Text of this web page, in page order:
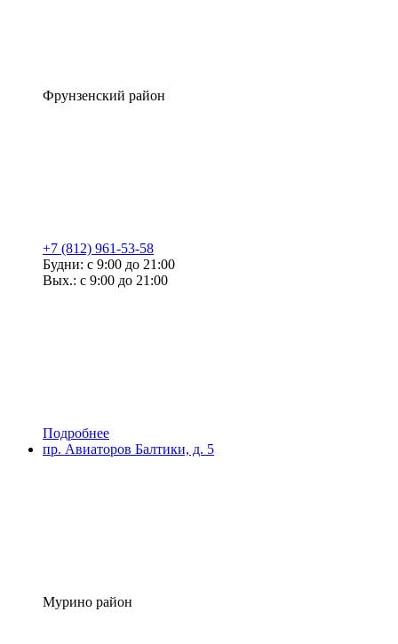
Фрунзенский район
+7 (812) 961-53-58
Будни: с 9:00 до 21:00
Вых.: с 9:00 до 21:00
Подробнее
пр. Авиаторов Балтики, д. 5
Мурино район